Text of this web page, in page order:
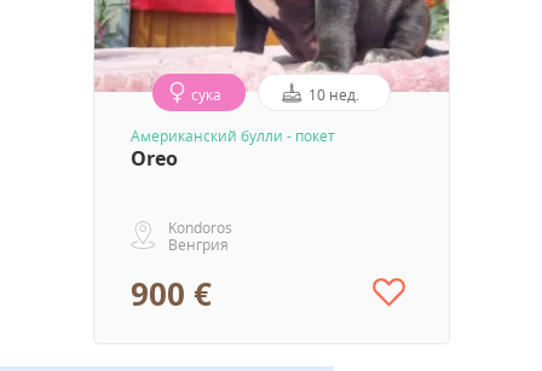
сука 10 нед.
Aмериканский булли - покет
Oreo
Kondoros
Венгрия
900 €